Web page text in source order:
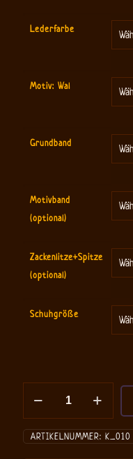
Lederfarbe
Motiv: Wal
Grundband
Motivband
(optional)
Zackenlitze+Spitze
(optional)
Schuhgröße
deinen
-
Motiv
ARTIKELNUMMER: K_010